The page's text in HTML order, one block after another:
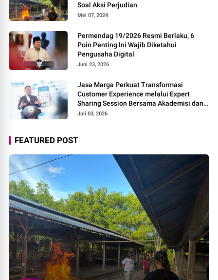
Soal Aksi Perjudian
Mei 07, 2024
Permendag 19/2026 Resmi Berlaku, 6
Poin Penting Ini Wajib Diketahui
Pengusaha Digital
Juni 23, 2026
Jasa Marga Perkuat Transformasi
Customer Experience melalui Expert
Sharing Session Bersama Akademisi dan
Praktisi
Juli 03, 2026
FEATURED POST